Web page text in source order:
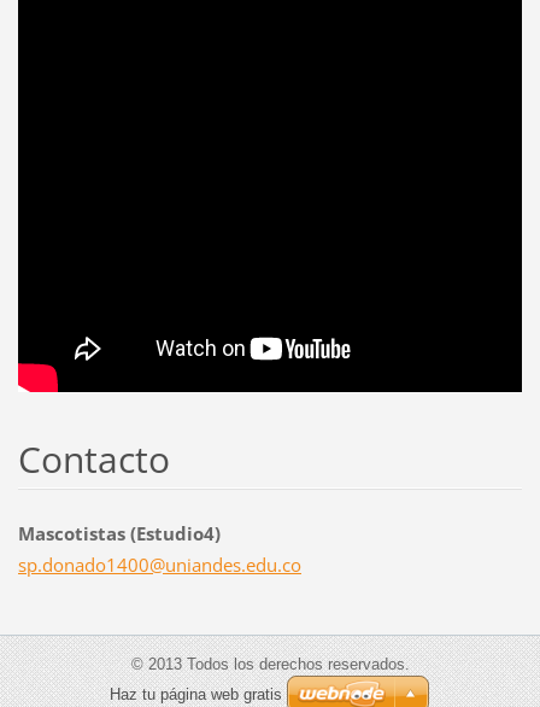
Contacto
Mascotistas (Estudio4)
sp.donado1400@uniandes.edu.co
© 2013 Todos los derechos reservados.
Haz tu página web gratis